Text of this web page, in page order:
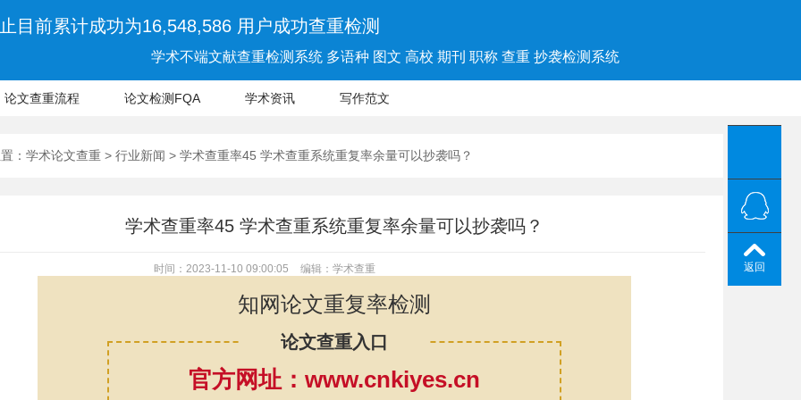
目前累计成功为16,548,586 用户成功查重检测
学术不端文献查重检测系统 多语种 图文 高校 期刊 职称 查重 抄袭检测系统
论文查重流程 论文检测FQA 学术资讯 写作范文
： 学术论文查重 > 行业新闻 > 学术查重率45 学术查重系统重复率余量可以抄袭吗？
学术查重率45 学术查重系统重复率余量可以抄袭吗？
时间：2023-11-10 09:00:05 编辑：学术查重
知网论文重复率检测
论文查重入口
官方网址：www.cnkiyes.cn
返回